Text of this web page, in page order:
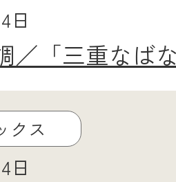
日
／「三重なば
クス
日